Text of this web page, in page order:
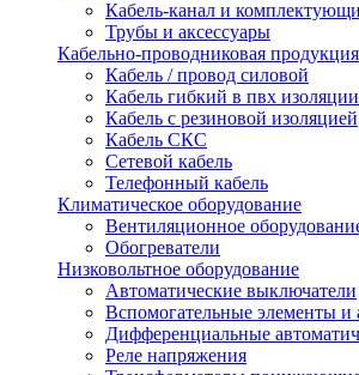
Кабель-канал и
Трубы и аксессуары
Кабельно-проводниковая продукция
Кабель / провод силовой
Кабель гибкий в пвх
Кабель с резиновой изоляцией
Кабель СКС
Сетевой кабель
Телефонный кабель
Климатическое оборудование
Вентиляционное
Обогреватели
Низковольтное оборудование
Автоматические выключатели
Вспомогательные элементы и
Дифференциальные
Реле напряжения